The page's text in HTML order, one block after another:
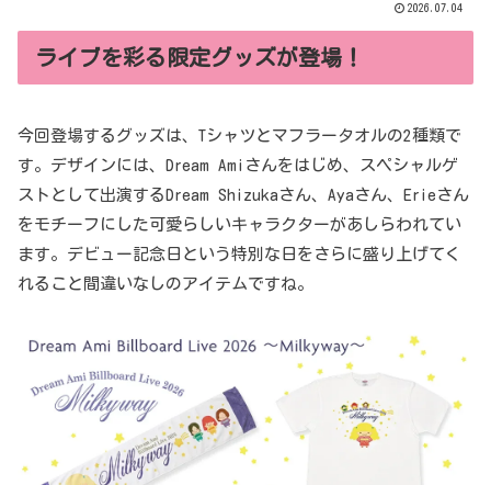
2026.07.04
ライブを彩る限定グッズが登場！
今回登場するグッズは、Tシャツとマフラータオルの2種類で
す。デザインには、Dream Amiさんをはじめ、スペシャルゲ
ストとして出演するDream Shizukaさん、Ayaさん、Erieさん
をモチーフにした可愛らしいキャラクターがあしらわれてい
ます。デビュー記念日という特別な日をさらに盛り上げてく
れること間違いなしのアイテムですね。